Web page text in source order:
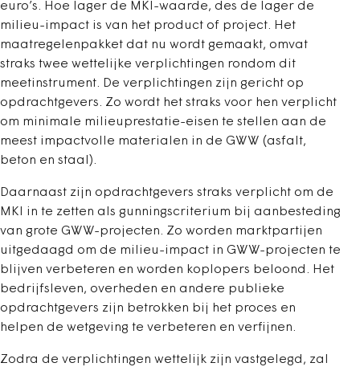
euro’s. Hoe lager de MKI-waarde, des de lager de
milieu-impact is van het product of project. Het
maatregelenpakket dat nu wordt gemaakt, omvat
straks twee wettelijke verplichtingen rondom dit
meetinstrument. De verplichtingen zijn gericht op
opdrachtgevers. Zo wordt het straks voor hen verplicht
om minimale milieuprestatie-eisen te stellen aan de
meest impactvolle materialen in de GWW (asfalt,
beton en staal).
Daarnaast zijn opdrachtgevers straks verplicht om de
MKI in te zetten als gunningscriterium bij aanbesteding
van grote GWW-projecten. Zo worden marktpartijen
uitgedaagd om de milieu-impact in GWW-projecten te
blijven verbeteren en worden koplopers beloond. Het
bedrijfsleven, overheden en andere publieke
opdrachtgevers zijn betrokken bij het proces en
helpen de wetgeving te verbeteren en verfijnen.
Zodra de verplichtingen wettelijk zijn vastgelegd, zal